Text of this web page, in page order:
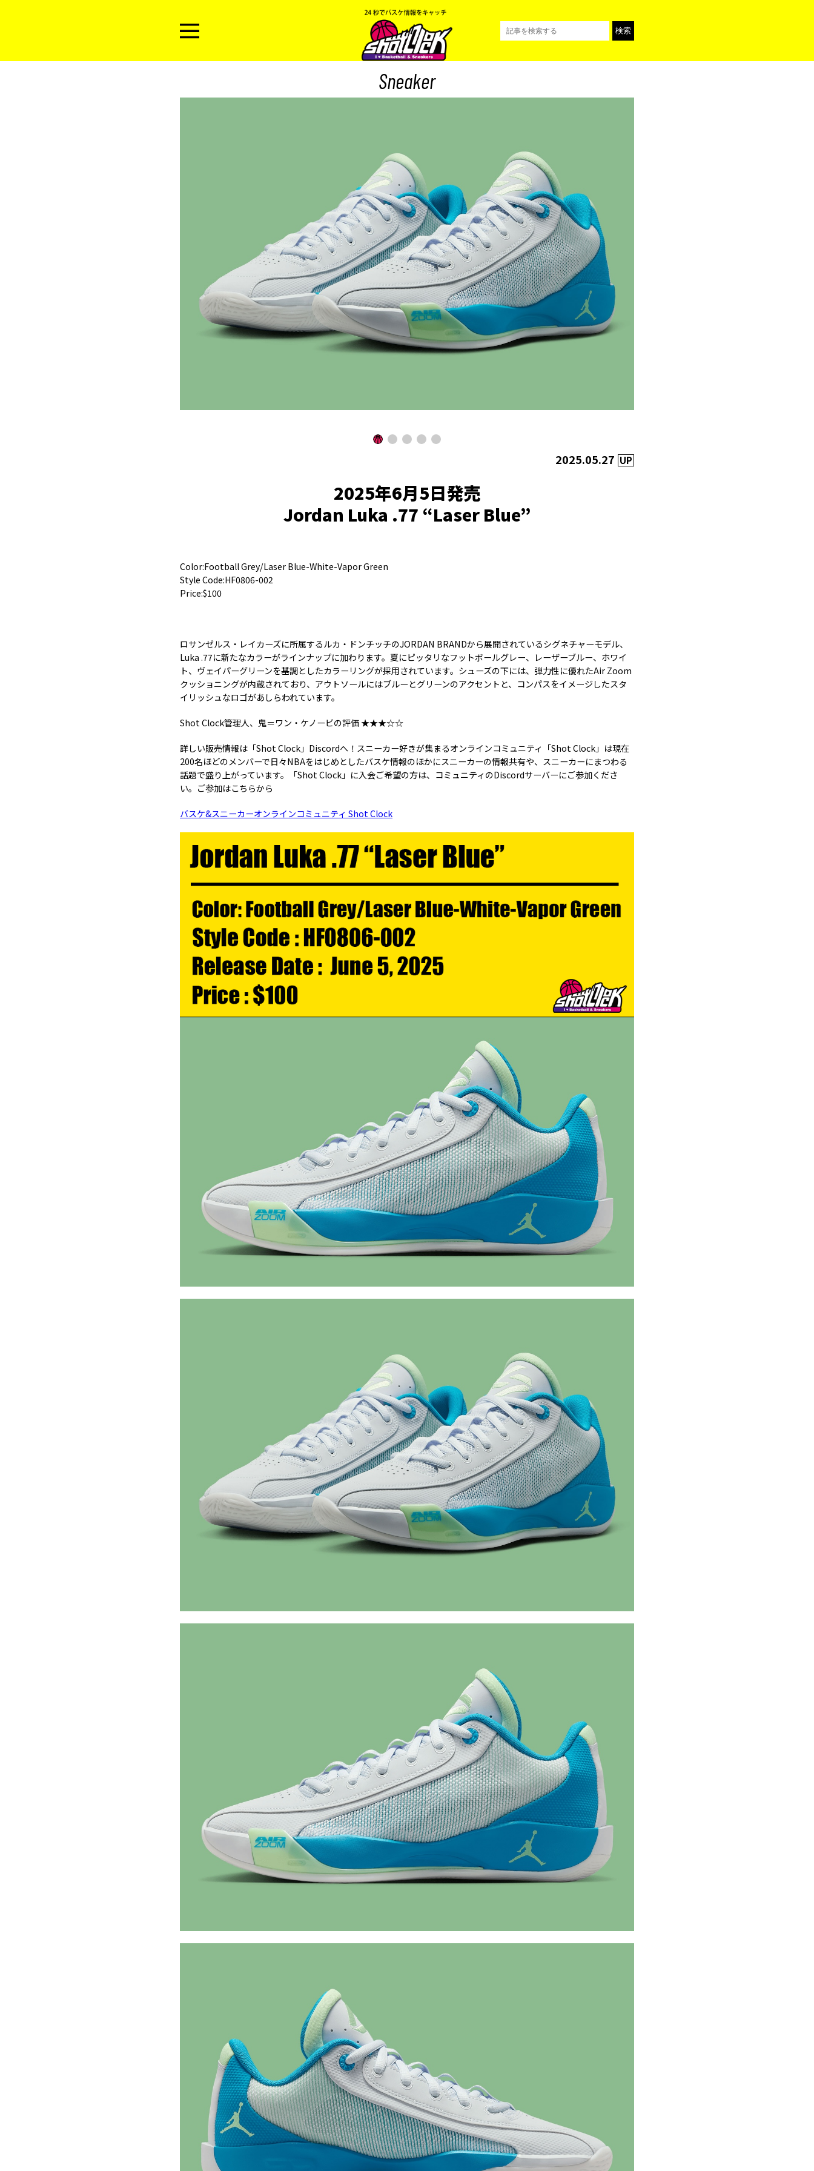
Sneaker
2025.05.27 UP
2025年6月5日発売
Jordan Luka .77 “Laser Blue”
Color:Football Grey/Laser Blue-White-Vapor Green
Style Code:HF0806-002
Price:$100
ロサンゼルス・レイカーズに所属するルカ・ドンチッチのJORDAN BRANDから展開されているシグネチャーモデル、
Luka .77に新たなカラーがラインナップに加わります。夏にピッタリなフットボールグレー、レーザーブルー、ホワイ
ト、ヴェイパーグリーンを基調としたカラーリングが採用されています。シューズの下には、弾力性に優れたAir Zoom
クッショニングが内蔵されており、アウトソールにはブルーとグリーンのアクセントと、コンパスをイメージしたスタ
イリッシュなロゴがあしらわれています。
Shot Clock管理人、鬼＝ワン・ケノービの評価 ★★★☆☆
詳しい販売情報は「Shot Clock」Discordへ！スニーカー好きが集まるオンラインコミュニティ「Shot Clock」は現在
200名ほどのメンバーで日々NBAをはじめとしたバスケ情報のほかにスニーカーの情報共有や、スニーカーにまつわる
話題で盛り上がっています。「Shot Clock」に入会ご希望の方は、コミュニティのDiscordサーバーにご参加くださ
い。ご参加はこちらから
バスケ&スニーカーオンラインコミュニティ Shot Clock